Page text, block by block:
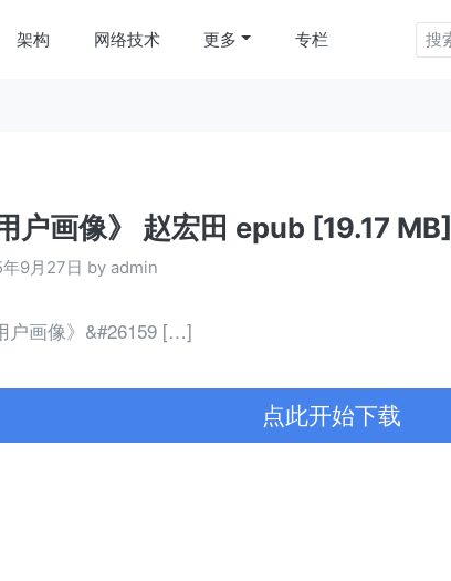
架构 网络技术 更多 专栏
用户画像》 赵宏田 epub [19.17 MB]
9月27日 by admin
户画像》&#26159 […]
点此开始下载